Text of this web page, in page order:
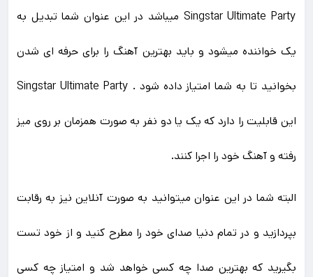
Singstar Ultimate Party میباشد در این عنوان شما تبدیل به
یک خواننده میشود و باید بهترین آهنگ را برای حرفه ای شدن
بخوانید تا به شما امتیاز داده شود . Singstar Ultimate Party
این قابلیت را دارد که یک یا دو نفر به صورت همزمان بر روی میز
رفته و آهنگ خود را اجرا کنند.
البته شما در این عنوان میتوانید به صورت آنلاین نیز به رقابت
بپردازید و در تمام دنیا صدای خود را مطرح کنید و از خود تست
بگیرید که بهترین صدا چه کسی خواهد شد و امتیاز چه کسی